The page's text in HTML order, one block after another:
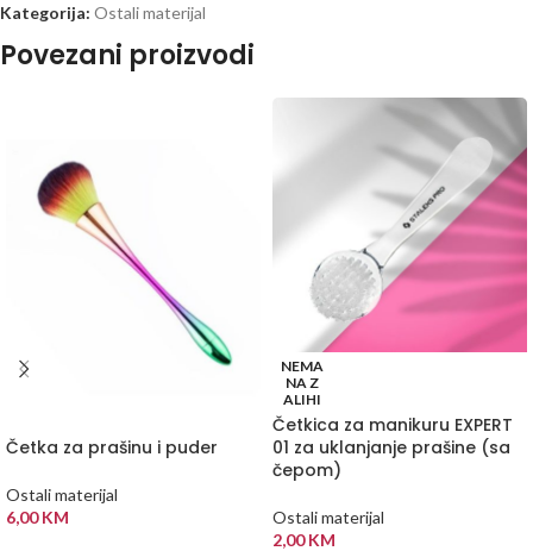
Kategorija: Ostali materijal
Povezani proizvodi
Četka za prašinu i puder
Ostali materijal
6,00KM
NEMA
NA Z
ALIHI
Četkica za manikuru EXPERT
01 za uklanjanje prašine (sa
čepom)
Ostali materijal
2,00KM